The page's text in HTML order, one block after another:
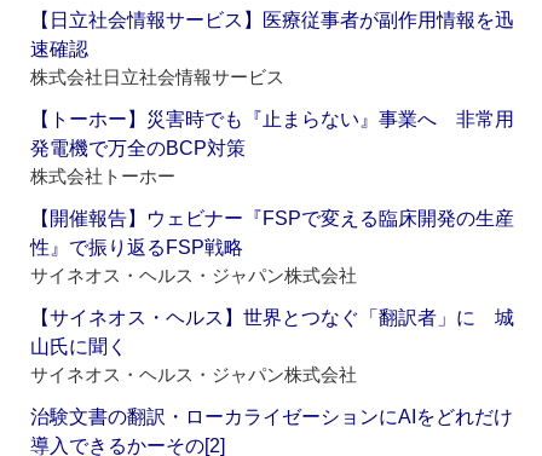
【日立社会情報サービス】医療従事者が副作用情報を迅
速確認
株式会社日立社会情報サービス
【トーホー】災害時でも『止まらない』事業へ 非常用
発電機で万全のBCP対策
株式会社トーホー
【開催報告】ウェビナー『FSPで変える臨床開発の生産
性』で振り返るFSP戦略
サイネオス・ヘルス・ジャパン株式会社
【サイネオス・ヘルス】世界とつなぐ「翻訳者」に 城
山氏に聞く
サイネオス・ヘルス・ジャパン株式会社
治験文書の翻訳・ローカライゼーションにAIをどれだけ
導入できるかーその[2]